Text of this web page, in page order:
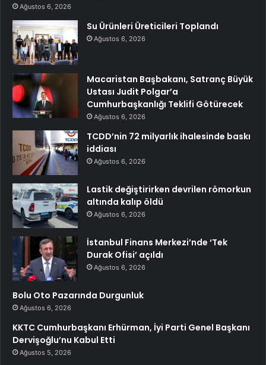
Ağustos 6, 2026
Su Ürünleri Üreticileri Toplandı
Ağustos 6, 2026
Macaristan Başbakanı, Satranç Büyük
Ustası Judit Polgar’a
Cumhurbaşkanlığı Teklifi Götürecek
Ağustos 6, 2026
TCDD’nin 72 milyarlık ihalesinde baskı
iddiası
Ağustos 6, 2026
Lastik değiştirirken devrilen römorkun
altında kalıp öldü
Ağustos 6, 2026
İstanbul Finans Merkezi’nde ‘Tek
Durak Ofisi’ açıldı
Ağustos 6, 2026
Bolu Oto Pazarında Durgunluk
Ağustos 6, 2026
KKTC Cumhurbaşkanı Erhürman, İyi Parti Genel Başkanı
Dervişoğlu’nu Kabul Etti
Ağustos 5, 2026